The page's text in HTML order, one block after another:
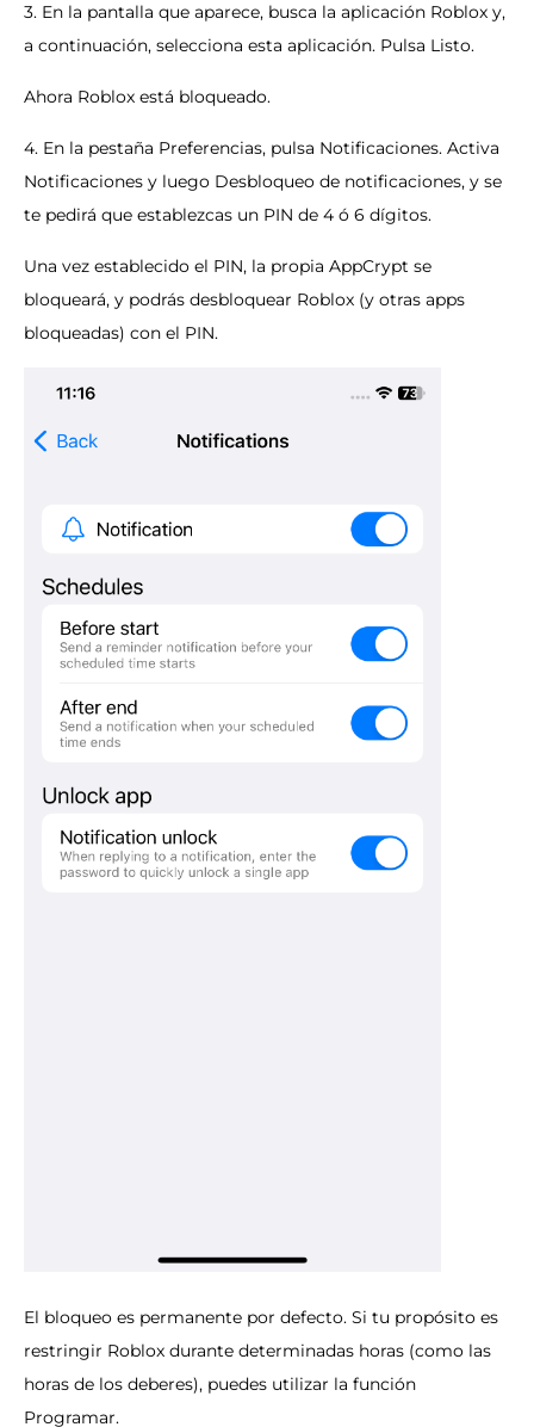
3. En la pantalla que aparece, busca la aplicación Roblox y,
a continuación, selecciona esta aplicación. Pulsa Listo.
Ahora Roblox está bloqueado.
4. En la pestaña Preferencias, pulsa Notificaciones. Activa
Notificaciones y luego Desbloqueo de notificaciones, y se
te pedirá que establezcas un PIN de 4 ó 6 dígitos.
Una vez establecido el PIN, la propia AppCrypt se
bloqueará, y podrás desbloquear Roblox (y otras apps
bloqueadas) con el PIN.
El bloqueo es permanente por defecto. Si tu propósito es
restringir Roblox durante determinadas horas (como las
horas de los deberes), puedes utilizar la función
Programar.